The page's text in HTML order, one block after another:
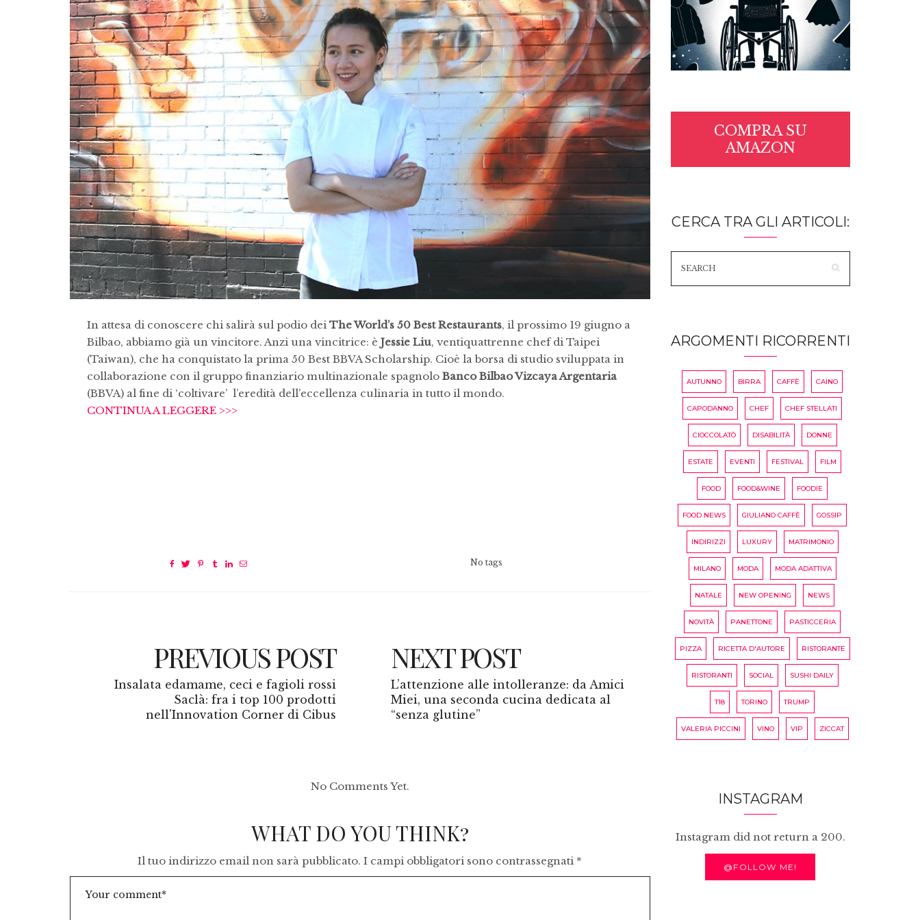
In attesa di conoscere chi salirà sul podio dei The World’s 50 Best Restaurants, il prossimo 19 giugno a
Bilbao, abbiamo già un vincitore. Anzi una vincitrice: è Jessie Liu, ventiquattrenne chef di Taipei
(Taiwan), che ha conquistato la prima 50 Best BBVA Scholarship. Cioè la borsa di studio sviluppata in
collaborazione con il gruppo finanziario multinazionale spagnolo Banco Bilbao Vizcaya Argentaria
(BBVA) al fine di ‘coltivare’ l’eredità dell’eccellenza culinaria in tutto il mondo.
CONTINUA A LEGGERE >>>
No tags
PREVIOUS POST
Insalata edamame, ceci e fagioli rossi
Saclà: fra i top 100 prodotti
nell'Innovation Corner di Cibus
NEXT POST
L’attenzione alle intolleranze: da Amici
Miei, una seconda cucina dedicata al
“senza glutine”
No Comments Yet.
WHAT DO YOU THINK?
Il tuo indirizzo email non sarà pubblicato. I campi obbligatori sono contrassegnati *
COMPRA SU
AMAZON
CERCA TRA GLI ARTICOLI:
ARGOMENTI RICORRENTI
AUTUNNO BIRRA CAFFÈ CAINO
CAPODANNO CHEF CHEF STELLATI
CIOCCOLATÒ DISABILITÀ DONNE
ESTATE EVENTI FESTIVAL FILM
FOOD FOOD&WINE FOODIE
FOOD NEWS GIULIANO CAFFÈ GOSSIP
INDIRIZZI LUXURY MATRIMONIO
MILANO MODA MODA ADATTIVA
NATALE NEW OPENING NEWS
NOVITÀ PANETTONE PASTICCERIA
PIZZA RICETTA D'AUTORE RISTORANTE
RISTORANTI SOCIAL SUSHI DAILY
T18 TORINO TRUMP
VALERIA PICCINI VINO VIP ZICCAT
INSTAGRAM
Instagram did not return a 200.
@FOLLOW ME!